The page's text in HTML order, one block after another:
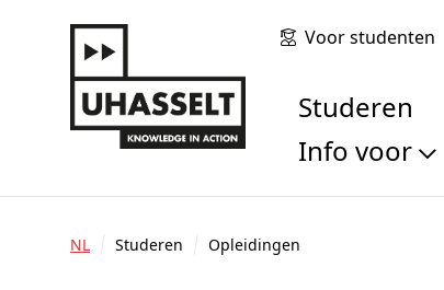
Voor studenten
Studeren
Info voor
NL Studeren Opleidingen